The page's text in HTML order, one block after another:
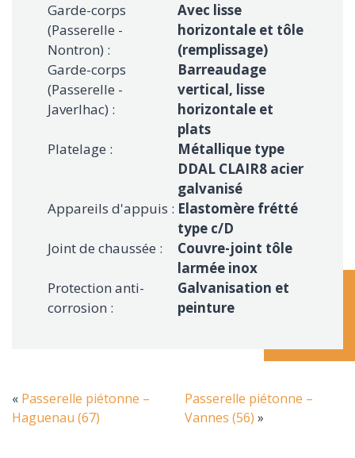
Garde-corps
(Passerelle -
Nontron) :
Avec lisse
horizontale et tôle
(remplissage)
Garde-corps
(Passerelle -
Javerlhac) :
Barreaudage
vertical, lisse
horizontale et
plats
Platelage :
Métallique type
DDAL CLAIR8 acier
galvanisé
Appareils d'appuis : Elastomère frétté
type c/D
Joint de chaussée :
Couvre-joint tôle
larmée inox
Protection anti-
corrosion :
Galvanisation et
peinture
« Passerelle piétonne –
Haguenau (67)
Passerelle piétonne –
Vannes (56) »